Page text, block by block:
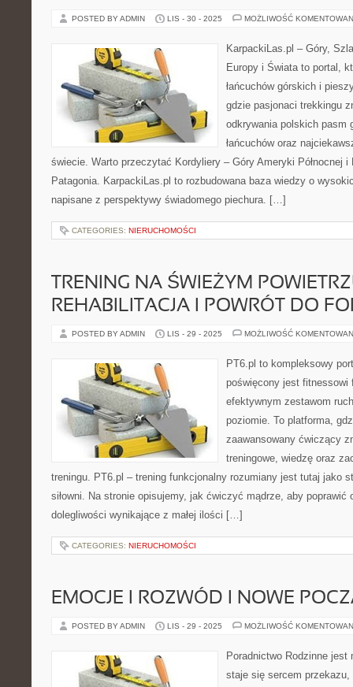
POSTED BY ADMIN LIS - 30 - 2025 MOŻLIWOŚĆ
KarpackiLas.pl – Góry,
Europy i Świata to portal,
łańcuchów górskich i
gdzie pasjonaci trekkingu
odkrywania polskich pasm
łańcuchów oraz
świecie. Warto przeczytać Kordyliery – Góry Ameryki Północnej i
Patagonia. KarpackiLas.pl to rozbudowana baza wiedzy o
napisane z perspektywy świadomego piechura. […]
CATEGORIES: NIERUCHOMOŚCI
TRENING NA ŚWIEŻYM
REHABILITACJA I POWRÓT DO
POSTED BY ADMIN LIS - 29 - 2025 MOŻLIWOŚĆ
PT6.pl to kompleksowy
poświęcony jest fitnessowi
efektywnym zestawom
poziomie. To platforma,
zaawansowany ćwiczący
treningowe, wiedzę oraz
treningu. PT6.pl – trening funkcjonalny rozumiany jest tutaj jako
siłowni. Na stronie opisujemy, jak ćwiczyć mądrze, aby poprawić
dolegliwości wynikające z małej ilości […]
CATEGORIES: NIERUCHOMOŚCI
EMOCJE I ROZWÓD I NOWE
POSTED BY ADMIN LIS - 29 - 2025 MOŻLIWOŚĆ
Poradnictwo Rodzinne
staje się sercem